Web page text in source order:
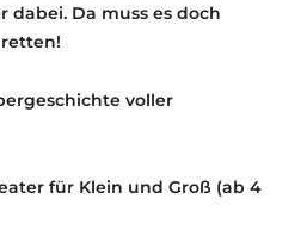
dabei. Da muss es doch
voller
für Klein und Groß (ab 4